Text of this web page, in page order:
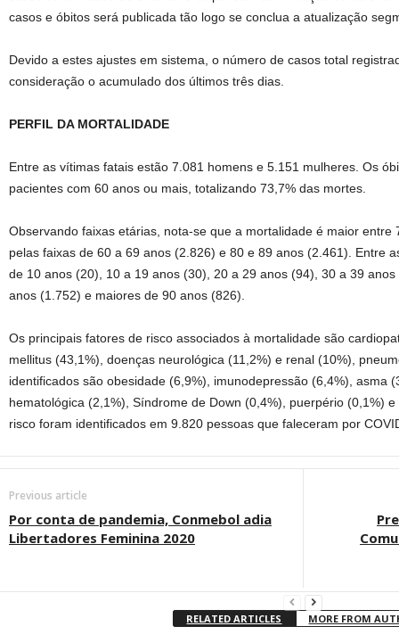
casos e óbitos será publicada tão logo se conclua a atualização
Devido a estes ajustes em sistema, o número de casos total
consideração o acumulado dos últimos três dias.
PERFIL DA MORTALIDADE
Entre as vítimas fatais estão 7.081 homens e 5.151 mulheres. Os
pacientes com 60 anos ou mais, totalizando 73,7% das mortes.
Observando faixas etárias, nota-se que a mortalidade é maior entre
pelas faixas de 60 a 69 anos (2.826) e 80 e 89 anos (2.461). Entre
de 10 anos (20), 10 a 19 anos (30), 20 a 29 anos (94), 30 a 39
anos (1.752) e maiores de 90 anos (826).
Os principais fatores de risco associados à mortalidade são
mellitus (43,1%), doenças neurológica (11,2%) e renal (10%),
identificados são obesidade (6,9%), imunodepressão (6,4%), asma
hematológica (2,1%), Síndrome de Down (0,4%), puerpério (0,1%)
risco foram identificados em 9.820 pessoas que faleceram por
Previous article
Por conta de pandemia, Conmebol adia
Libertadores Feminina 2020
RELATED ARTICLES MORE FROM